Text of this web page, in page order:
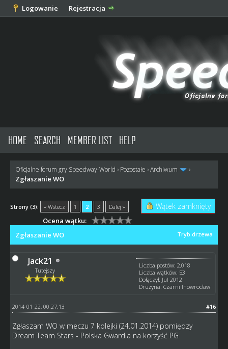
Logowanie Rejestracja
HOME SEARCH MEMBER LIST HELP
Oficjalne forum gry Speedway-World › Pozostałe ›Archiwum ›
Zgłaszanie WO
Strony (3): « Wstecz 1 2 3 Dalej » Wątek zamknięty
Ocena wątku:
Tryb drzewa
Zgłaszanie WO
Jack21
Tutejszy
Liczba postów: 2,018
Liczba wątków: 53
Dołączył: Jul 2012
Drużyna: Czarni Inowrocław
#16
2014-01-22, 00:27:13
Zgłaszam WO w meczu 7 kolejki (24.01.2014) pomiędzy
Dream Team Stars - Polska Gwardia na korzyść PG